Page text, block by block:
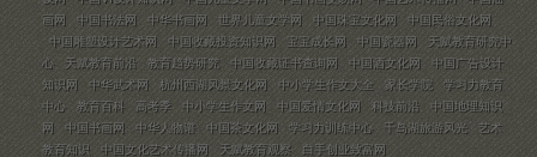
画网
中国书法网 中华书画网 世界儿童文学网 中国珠宝文化网
中国民俗文化网
中国雕塑设计艺术网
中国收藏投资知识网 宝宝成长网 中国瓷器网
天赋教育研究中
心
天赋教育前沿 教育趋势研究 中国收藏证书查询网 中国酒文化网
中国广告设计
知识网
中华武术网 杭州西湖风景文化网 中小学生作文大全 家长学院
学习力教育
中心
教育百科 高考季 中小学生作文网 中国爱情文化网 科技前沿
中国地理知识
网
中国书画网 中华人物谱 中国茶文化网 学习力训练中心 千岛湖旅游风光
艺术
教育知识
中国文化艺术传播网 天赋教育观察 白手创业致富网